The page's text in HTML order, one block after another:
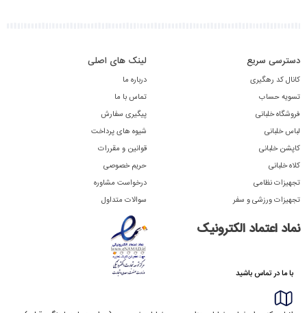
دسترسی سریع
کانال کد رهگیری
تسویه حساب
فروشگاه خلبانی
لباس خلبانی
کاپشن خلبانی
کلاه خلبانی
تجهیزات نظامی
تجهیزات ورزشی و سفر
لینک های اصلی
درباره ما
تماس با ما
پیگیری سفارش
شیوه های پرداخت
قوانین و مقررات
حریم خصوصی
درخواست مشاوره
سوالات متداول
نماد اعتماد الکترونیک
با ما در تماس باشید